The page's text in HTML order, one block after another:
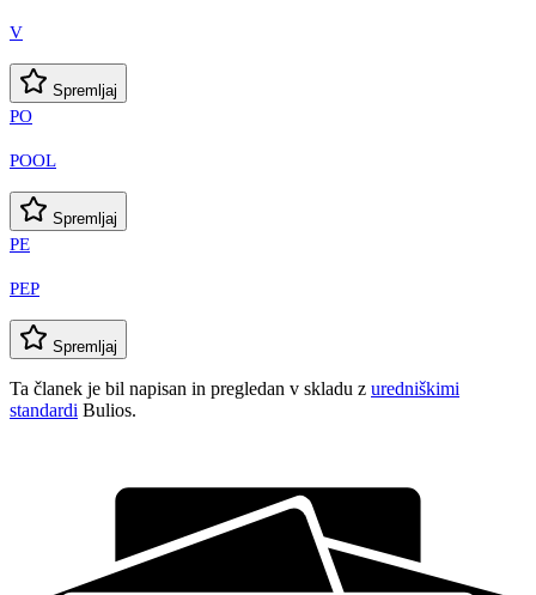
V
Spremljaj
PO
POOL
Spremljaj
PE
PEP
Spremljaj
Ta članek je bil napisan in pregledan v skladu z uredniškimi
standardi Bulios.